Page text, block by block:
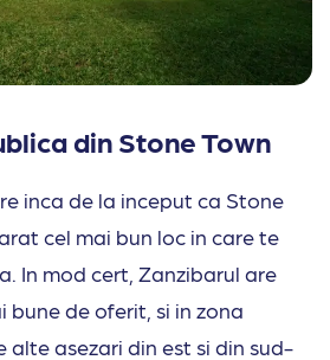
din Stone Town
inca de la inceput ca Stone
cel mai bun loc in care te
In mod cert, Zanzibarul are
bune de oferit, si in zona
alte asezari din est si din sud-